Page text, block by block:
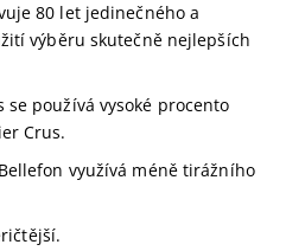
80 let jedinečného a
výběru skutečně nejlepších
se používá vysoké procento
Crus.
využívá méně tirážního